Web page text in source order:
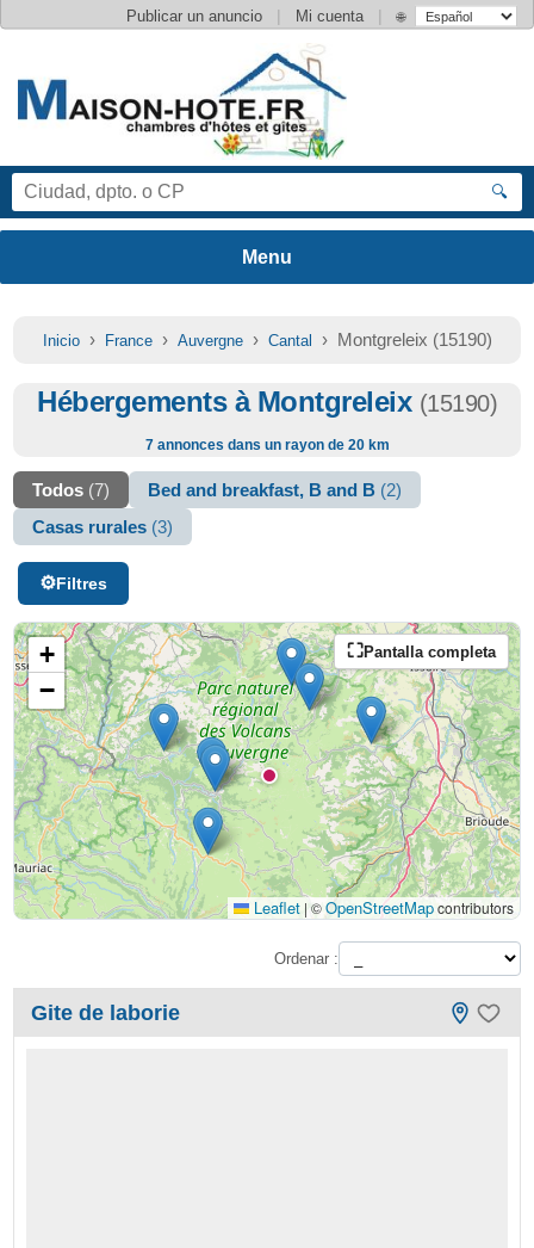
Publicar un anuncio | Mi cuenta | 🌐
🔍
Inicio› France› Auvergne› Cantal › Montgreleix (15190)
Hébergements à Montgreleix (15190)
7 annonces dans un rayon de 20 km
Todos (7) Bed and breakfast, B and B (2)
Casas rurales (3)
Filtres
Pantalla completa
+
−
Leaflet | ©OpenStreetMapcontributors
Ordenar :
Gite de laborie